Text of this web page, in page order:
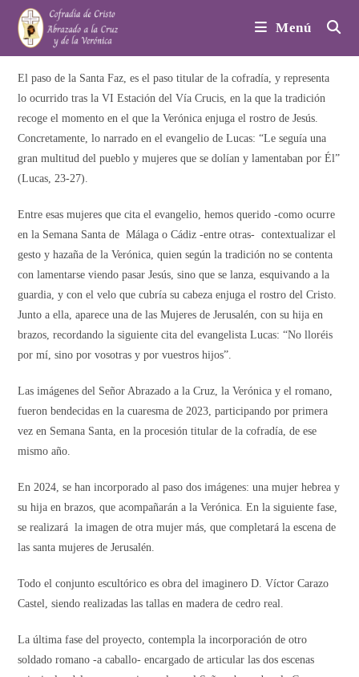
contenido
Menú
El paso de la Santa Faz, es el paso titular de la cofradía, y representa
lo ocurrido tras la VI Estación del Vía Crucis, en la que la tradición
recoge el momento en el que la Verónica enjuga el rostro de Jesús.
Concretamente, lo narrado en el evangelio de Lucas: “Le seguía una
gran multitud del pueblo y mujeres que se dolían y lamentaban por Él”
(Lucas, 23-27).
Entre esas mujeres que cita el evangelio, hemos querido -como ocurre
en la Semana Santa de Málaga o Cádiz -entre otras- contextualizar el
gesto y hazaña de la Verónica, quien según la tradición no se contenta
con lamentarse viendo pasar Jesús, sino que se lanza, esquivando a la
guardia, y con el velo que cubría su cabeza enjuga el rostro del Cristo.
Junto a ella, aparece una de las Mujeres de Jerusalén, con su hija en
brazos, recordando la siguiente cita del evangelista Lucas: “No lloréis
por mí, sino por vosotras y por vuestros hijos”.
Las imágenes del Señor Abrazado a la Cruz, la Verónica y el romano,
fueron bendecidas en la cuaresma de 2023, participando por primera
vez en Semana Santa, en la procesión titular de la cofradía, de ese
mismo año.
En 2024, se han incorporado al paso dos imágenes: una mujer hebrea y
su hija en brazos, que acompañarán a la Verónica. En la siguiente fase,
se realizará la imagen de otra mujer más, que completará la escena de
las santa mujeres de Jerusalén.
Todo el conjunto escultórico es obra del imaginero D. Víctor Carazo
Castel, siendo realizadas las tallas en madera de cedro real.
La última fase del proyecto, contempla la incorporación de otro
soldado romano -a caballo- encargado de articular las dos escenas